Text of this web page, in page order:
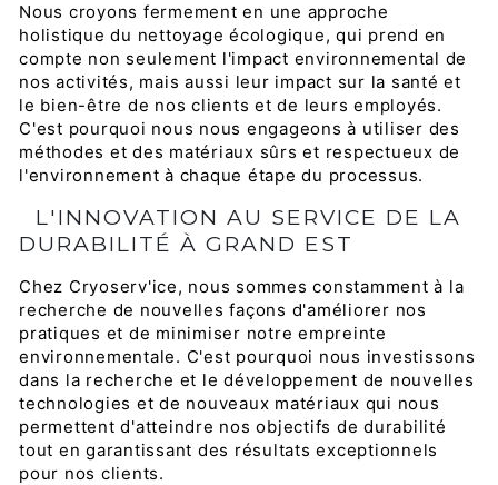
Nous croyons fermement en une approche
holistique du nettoyage écologique, qui prend en
compte non seulement l'impact environnemental de
nos activités, mais aussi leur impact sur la santé et
le bien-être de nos clients et de leurs employés.
C'est pourquoi nous nous engageons à utiliser des
méthodes et des matériaux sûrs et respectueux de
l'environnement à chaque étape du processus.
L'INNOVATION AU SERVICE DE LA
DURABILITÉ À GRAND EST
Chez Cryoserv'ice, nous sommes constamment à la
recherche de nouvelles façons d'améliorer nos
pratiques et de minimiser notre empreinte
environnementale. C'est pourquoi nous investissons
dans la recherche et le développement de nouvelles
technologies et de nouveaux matériaux qui nous
permettent d'atteindre nos objectifs de durabilité
tout en garantissant des résultats exceptionnels
pour nos clients.